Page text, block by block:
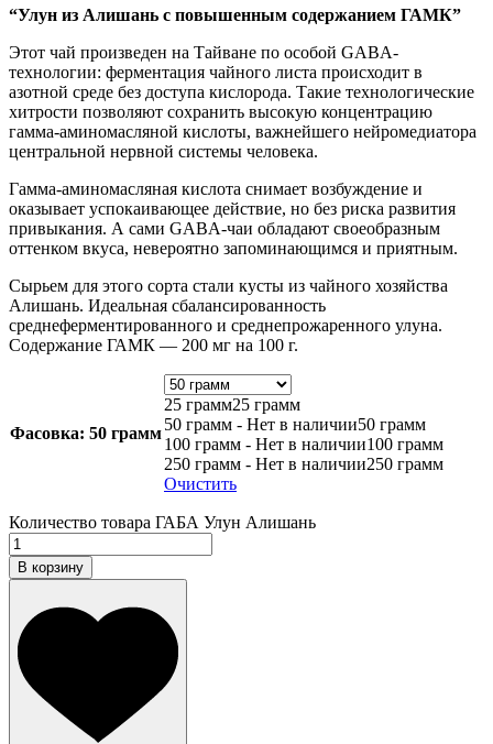
“Улун из Алишань с повышенным содержанием ГАМК”
Этот чай произведен на Тайване по особой GABA-
технологии: ферментация чайного листа происходит в
азотной среде без доступа кислорода. Такие технологические
хитрости позволяют сохранить высокую концентрацию
гамма-аминомасляной кислоты, важнейшего нейромедиатора
центральной нервной системы человека.
Гамма-аминомасляная кислота снимает возбуждение и
оказывает успокаивающее действие, но без риска развития
привыкания. А сами GABA-чаи обладают своеобразным
оттенком вкуса, невероятно запоминающимся и приятным.
Сырьем для этого сорта стали кусты из чайного хозяйства
Алишань. Идеальная сбалансированность
среднеферментированного и среднепрожаренного улуна.
Содержание ГАМК — 200 мг на 100 г.
Фасовка: 50 грамм
25 грамм25 грамм
50 грамм - Нет в наличии50 грамм
100 грамм - Нет в наличии100 грамм
250 грамм - Нет в наличии250 грамм
Очистить
Количество товара ГАБА Улун Алишань
В корзину